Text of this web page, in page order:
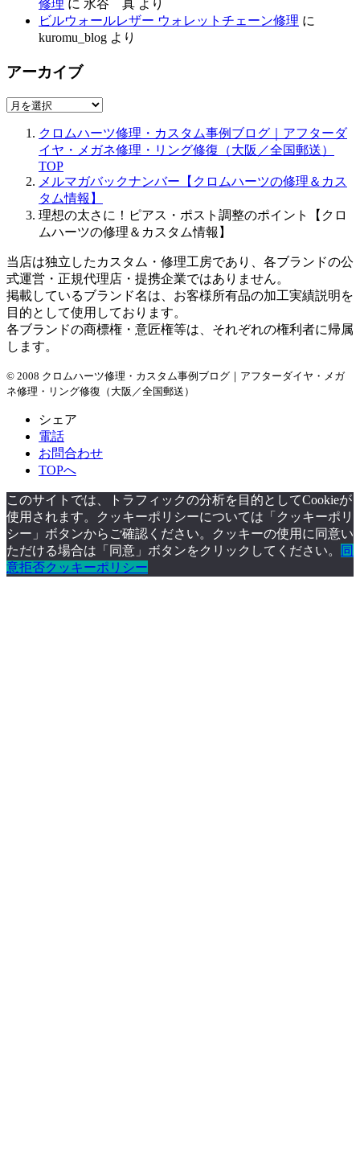
修理 に 水谷 真 より
ビルウォールレザー ウォレットチェーン修理 に
kuromu_blog より
アーカイブ
ア
クロムハーツ修理・カスタム事例ブログ｜アフターダ
イヤ・メガネ修理・リング修復（大阪／全国郵送）
TOP
メルマガバックナンバー【クロムハーツの修理＆カス
タム情報】
理想の太さに！ピアス・ポスト調整のポイント【クロ
ムハーツの修理＆カスタム情報】
当店は独立したカスタム・修理工房であり、各ブランドの公
式運営・正規代理店・提携企業ではありません。
掲載しているブランド名は、お客様所有品の加工実績説明を
目的として使用しております。
各ブランドの商標権・意匠権等は、それぞれの権利者に帰属
します。
© 2008 クロムハーツ修理・カスタム事例ブログ｜アフターダイヤ・メガ
ネ修理・リング修復（大阪／全国郵送）
シェア
電話
お問合わせ
TOPへ
このサイトでは、トラフィックの分析を目的としてCookieが
使用されます。クッキーポリシーについては「クッキーポリ
シー」ボタンからご確認ください。クッキーの使用に同意い
ただける場合は「同意」ボタンをクリックしてください。
同
意拒否クッキーポリシー